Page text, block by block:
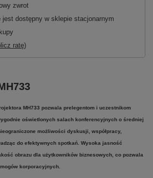
zwrot
jest dostępny w sklepie stacjonarnym
ratę)
MH733 pozwala prelegentom i uczestnikom
oświetlonych salach konferencyjnych o średniej
możliwości dyskusji, współpracy,
do efektywnych spotkań. Wysoka jasność
obrazu dla użytkowników biznesowych, co pozwala
korporacyjnych.